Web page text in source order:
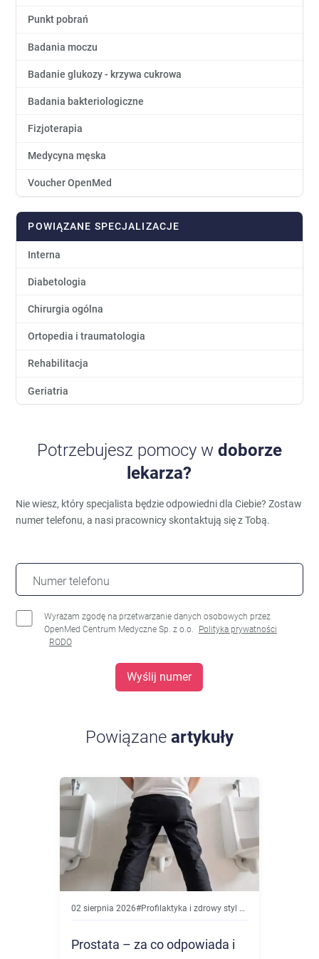
Punkt pobrań
Badania moczu
Badanie glukozy - krzywa cukrowa
Badania bakteriologiczne
Fizjoterapia
Medycyna męska
Voucher OpenMed
POWIĄZANE SPECJALIZACJE
Interna
Diabetologia
Chirurgia ogólna
Ortopedia i traumatologia
Rehabilitacja
Geriatria
Potrzebujesz pomocy w doborze
lekarza?
Nie wiesz, który specjalista będzie odpowiedni dla Ciebie?Zostaw
numer telefonu, a nasi pracownicy skontaktują się z Tobą.
Numer telefonu
Wyrażam zgodę na przetwarzanie danych osobowych przez
OpenMed Centrum Medyczne Sp. z o.o.
Polityka prywatności
RODO
Wyślij numer
Powiązane artykuły
02 sierpnia 2026#Profilaktyka i zdrowy styl życia
Prostata – za co odpowiada i